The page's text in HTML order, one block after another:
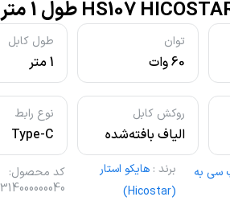
توان
60 وات
طول کابل
1 متر
روکش کابل
الیاف بافته‌شده
نوع رابط
Type-C
سی به
برند: هایکو استار
(Hicostar)
کد محصول: